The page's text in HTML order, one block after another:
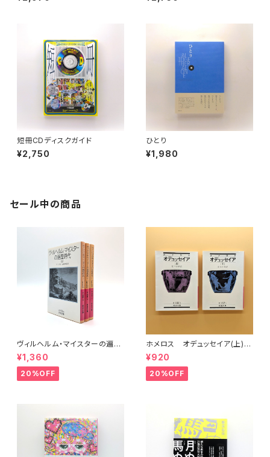
イング」系、「渋谷」系──CDが
短冊CDディスクガイド
¥2,750
ひとり
¥1,980
セール中の商品
ヴィルヘルム・マイスターの遍歴
時代 (上)(中)(下)（岩波文庫）
¥1,360
20%OFF
ホメロス オデュッセイア(上)
(下) （岩波文庫）
¥920
20%OFF